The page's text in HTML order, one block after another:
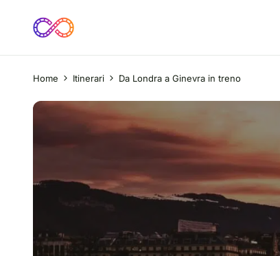
Home Itinerari Da Londra a Ginevra in treno